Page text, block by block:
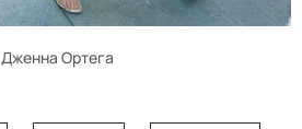
Дженна Ортега